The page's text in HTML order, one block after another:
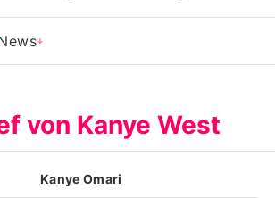
Impressum
Utiq verwalten
von Kanye West
Kanye Omari